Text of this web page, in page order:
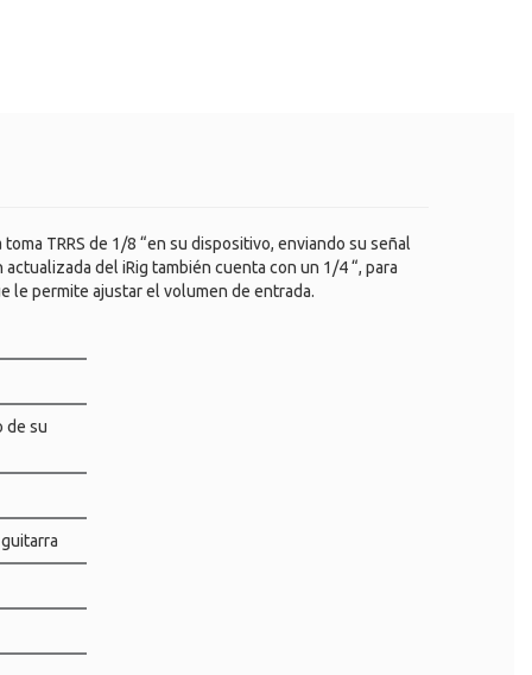
TRRS de 1/8 “en su dispositivo, enviando su señal
del iRig también cuenta con un 1/4 “, para
le permite ajustar el volumen de entrada.
de su